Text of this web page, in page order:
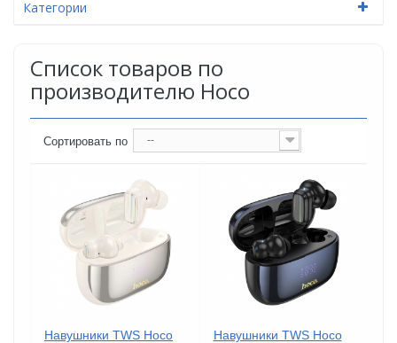
Категории
Список товаров по
производителю Hoco
Сортировать по --
Навушники TWS Hoco
Навушники TWS Hoco